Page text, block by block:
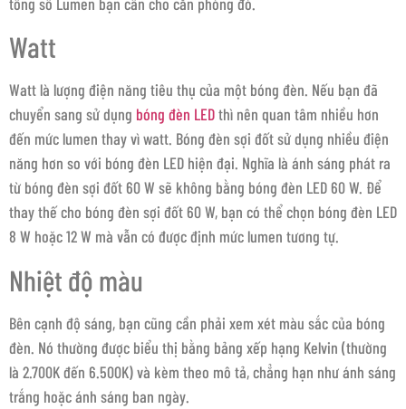
Watt
Watt là lượng điện năng tiêu thụ của một bóng đèn. Nếu bạn đã
chuyển sang sử dụng bóng đèn LEDthì nên quan tâm nhiều hơn
đến mức lumen thay vì watt. Bóng đèn sợi đốt sử dụng nhiều điện
năng hơn so với bóng đèn LED hiện đại. Nghĩa là ánh sáng phát ra
từ bóng đèn sợi đốt 60 W sẽ không bằng bóng đèn LED 60 W. Để
thay thế cho bóng đèn sợi đốt 60 W, bạn có thể chọn bóng đèn LED
8 W hoặc 12 W mà vẫn có được định mức lumen tương tự.
Nhiệt độ màu
Bên cạnh độ sáng, bạn cũng cần phải xem xét màu sắc của bóng
đèn. Nó thường được biểu thị bằng bảng xếp hạng Kelvin (thường
là 2.700K đến 6.500K) và kèm theo mô tả, chẳng hạn như ánh sáng
trắng hoặc ánh sáng ban ngày.